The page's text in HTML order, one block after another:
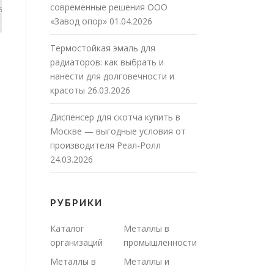
современные решения ООО
«Завод опор» 01.04.2026
Термостойкая эмаль для
радиаторов: как выбрать и
нанести для долговечности и
красоты 26.03.2026
Диспенсер для скотча купить в
Москве — выгодные условия от
производителя Реал-Ролл
24.03.2026
РУБРИКИ
Каталог
организаций
Металлы в
промышленности
Металлы в
Металлы и